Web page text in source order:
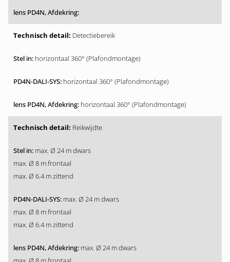
Detectiebereik
horizontaal 360° (Plafondmontage)
horizontaal 360° (Plafondmontage)
horizontaal 360° (Plafondmontage)
Reikwijdte
max. Ø 24 m dwars
max. Ø 8 m frontaal
max. Ø 6.4 m zittend
max. Ø 24 m dwars
max. Ø 8 m frontaal
max. Ø 6.4 m zittend
max. Ø 24 m dwars